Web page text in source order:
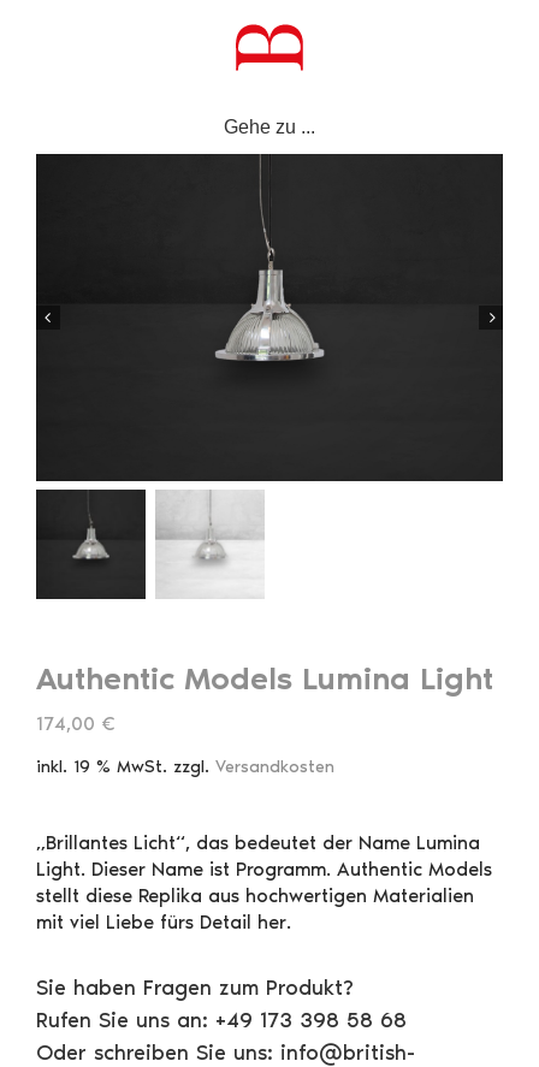
Gehe zu ...
Authentic Models Lumina Light
174,00 €
inkl. 19 % MwSt. zzgl. Versandkosten
„Brillantes Licht“, das bedeutet der Name Lumina
Light. Dieser Name ist Programm. Authentic Models
stellt diese Replika aus hochwertigen Materialien
mit viel Liebe fürs Detail her.
Sie haben Fragen zum Produkt?
Rufen Sie uns an: +49 173 398 58 68
Oder schreiben Sie uns: info@british-